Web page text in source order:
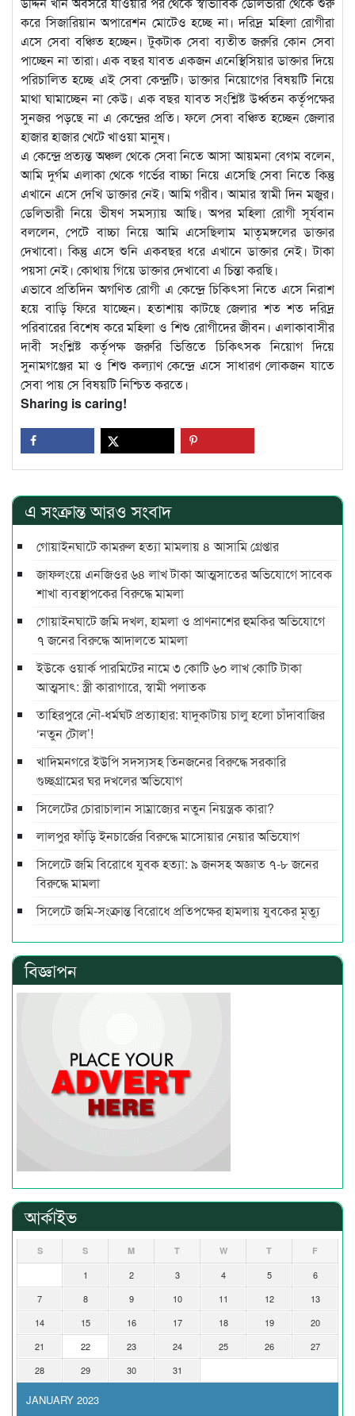
করে সিজারিয়ান অপারেশন মোটেও হচ্ছে না। দরিদ্র মহিলা রোগীরা
এসে সেবা বঞ্চিত হচ্ছেন। টুকটাক সেবা ব্যতীত জরুরি কোন সেবা
পাচ্ছেন না তারা। এক বছর যাবত একজন এনেস্থিসিয়ার ডাক্তার দিয়ে
পরিচালিত হচ্ছে এই সেবা কেন্দ্রটি। ডাক্তার নিয়োগের বিষয়টি নিয়ে
মাথা ঘামাচ্ছেন না কেউ। এক বছর যাবত সংশ্লিষ্ট উর্ধ্বতন কর্তৃপক্ষের
সুনজর পড়ছে না এ কেন্দ্রের প্রতি। ফলে সেবা বঞ্চিত হচ্ছেন জেলার
হাজার হাজার খেটে খাওয়া মানুষ।
এ কেন্দ্রে প্রত্যন্ত অঞ্চল থেকে সেবা নিতে আসা আয়মনা বেগম বলেন,
আমি দুর্গম এলাকা থেকে গর্ভের বাচ্চা নিয়ে এসেছি সেবা নিতে কিন্তু
এখানে এসে দেখি ডাক্তার নেই। আমি গরীব। আমার স্বামী দিন মজুর।
ডেলিভারী নিয়ে ভীষণ সমস্যায় আছি। অপর মহিলা রোগী সূর্যবান
বললেন, পেটে বাচ্চা নিয়ে আমি এসেছিলাম মাতৃমঙ্গলের ডাক্তার
দেখাবো। কিন্তু এসে শুনি একবছর ধরে এখানে ডাক্তার নেই। টাকা
পয়সা নেই। কোথায় গিয়ে ডাক্তার দেখাবো এ চিন্তা করছি।
এভাবে প্রতিদিন অগণিত রোগী এ কেন্দ্রে চিকিৎসা নিতে এসে নিরাশ
হয়ে বাড়ি ফিরে যাচ্ছেন। হতাশায় কাটছে জেলার শত শত দরিদ্র
পরিবারের বিশেষ করে মহিলা ও শিশু রোগীদের জীবন। এলাকাবাসীর
দাবী সংশ্লিষ্ট কর্তৃপক্ষ জরুরি ভিত্তিতে চিকিৎসক নিয়োগ দিয়ে
সুনামগঞ্জের মা ও শিশু কল্যাণ কেন্দ্রে এসে সাধারণ লোকজন যাতে
সেবা পায় সে বিষয়টি নিশ্চিত করতে।
Sharing is caring!
এ সংক্রান্ত আরও সংবাদ
গোয়াইনঘাটে কামরুল হত্যা মামলায় ৪ আসামি গ্রেপ্তার
জাফলংয়ে এনজিওর ৬৪ লাখ টাকা আত্মসাতের অভিযোগে সাবেক
শাখা ব্যবস্থাপকের বিরুদ্ধে মামলা
গোয়াইনঘাটে জমি দখল, হামলা ও প্রাণনাশের হুমকির অভিযোগে
৭ জনের বিরুদ্ধে আদালতে মামলা
ইউকে ওয়ার্ক পারমিটের নামে ৩ কোটি ৬০ লাখ কোটি টাকা
আত্মসাৎ: স্ত্রী কারাগারে, স্বামী পলাতক
তাহিরপুরে নৌ-ধর্মঘট প্রত্যাহার: যাদুকাটায় চালু হলো চাঁদাবাজির
‘নতুন টোল’!
খাদিমনগরে ইউপি সদস্যসহ তিনজনের বিরুদ্ধে সরকারি
গুচ্ছগ্রামের ঘর দখলের অভিযোগ
সিলেটের চোরাচালান সাম্রাজ্যের নতুন নিয়ন্ত্রক কারা?
লালপুর ফাঁড়ি ইনচার্জের বিরুদ্ধে মাসোয়ার নেয়ার অভিযোগ
সিলেটে জমি বিরোধে যুবক হত্যা: ৯ জনসহ অজ্ঞাত ৭-৮ জনের
বিরুদ্ধে মামলা
সিলেটে জমি-সংক্রান্ত বিরোধে প্রতিপক্ষের হামলায় যুবকের মৃত্যু
বিজ্ঞাপন
আর্কাইভ
JANUARY 2023
S S M T W T F
1 2 3 4 5
6
7
8 9 10 11 12
13
14
15 16 17 18 19
20
21
22 23 24 25 26
27
28
29 30 31